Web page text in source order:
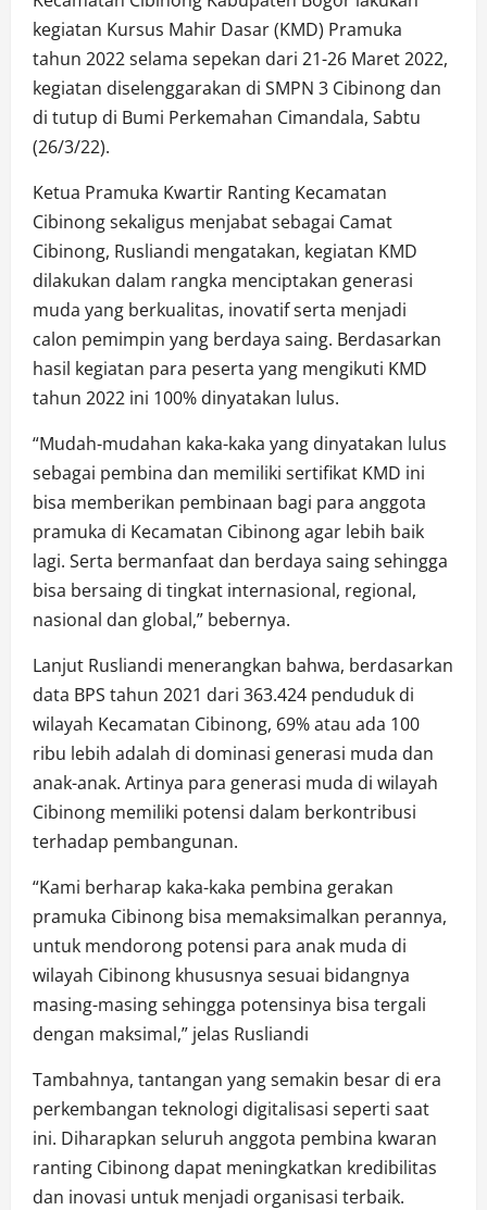
kegiatan Kursus Mahir Dasar (KMD) Pramuka
tahun 2022 selama sepekan dari 21-26 Maret 2022,
kegiatan diselenggarakan di SMPN 3 Cibinong dan
di tutup di Bumi Perkemahan Cimandala, Sabtu
(26/3/22).
Ketua Pramuka Kwartir Ranting Kecamatan
Cibinong sekaligus menjabat sebagai Camat
Cibinong, Rusliandi mengatakan, kegiatan KMD
dilakukan dalam rangka menciptakan generasi
muda yang berkualitas, inovatif serta menjadi
calon pemimpin yang berdaya saing. Berdasarkan
hasil kegiatan para peserta yang mengikuti KMD
tahun 2022 ini 100% dinyatakan lulus.
“Mudah-mudahan kaka-kaka yang dinyatakan lulus
sebagai pembina dan memiliki sertifikat KMD ini
bisa memberikan pembinaan bagi para anggota
pramuka di Kecamatan Cibinong agar lebih baik
lagi. Serta bermanfaat dan berdaya saing sehingga
bisa bersaing di tingkat internasional, regional,
nasional dan global,” bebernya.
Lanjut Rusliandi menerangkan bahwa, berdasarkan
data BPS tahun 2021 dari 363.424 penduduk di
wilayah Kecamatan Cibinong, 69% atau ada 100
ribu lebih adalah di dominasi generasi muda dan
anak-anak. Artinya para generasi muda di wilayah
Cibinong memiliki potensi dalam berkontribusi
terhadap pembangunan.
“Kami berharap kaka-kaka pembina gerakan
pramuka Cibinong bisa memaksimalkan perannya,
untuk mendorong potensi para anak muda di
wilayah Cibinong khususnya sesuai bidangnya
masing-masing sehingga potensinya bisa tergali
dengan maksimal,” jelas Rusliandi
Tambahnya, tantangan yang semakin besar di era
perkembangan teknologi digitalisasi seperti saat
ini. Diharapkan seluruh anggota pembina kwaran
ranting Cibinong dapat meningkatkan kredibilitas
dan inovasi untuk menjadi organisasi terbaik.